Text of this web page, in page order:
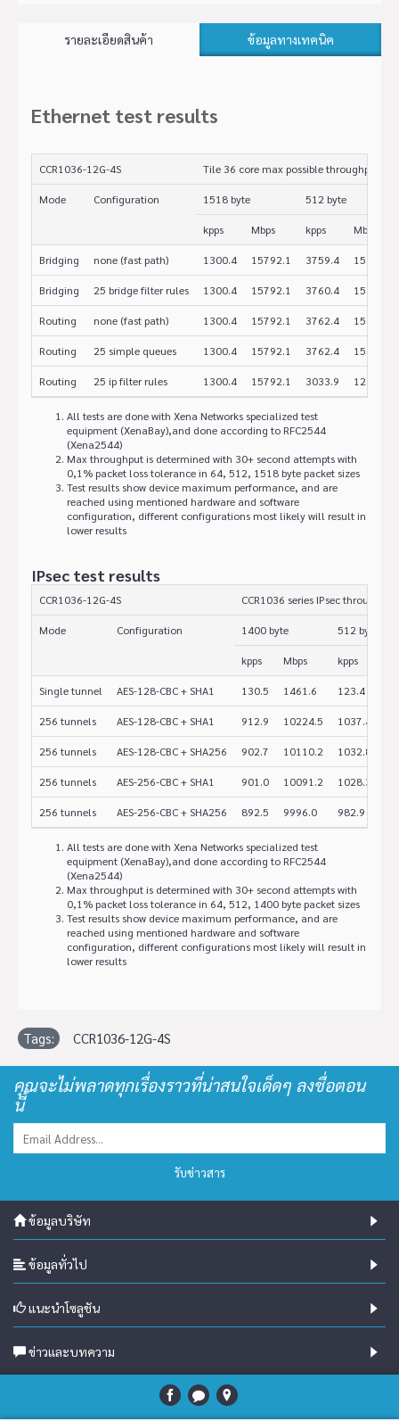
รายละเอียดสินค้า ข้อมูลทางเทคนิค
Ethernet test results
CCR1036-12G-4S Tile 36 core max possible throughput test
Mode Configuration 1518 byte 512 byte
kpps Mbps kpps Mbps
Bridging none (fast path) 1300.4 15792.1 3759.4 15398.5
Bridging 25 bridge filter rules 1300.4 15792.1 3760.4 15402.6
Routing none (fast path) 1300.4 15792.1 3762.4 15410.8
Routing 25 simple queues 1300.4 15792.1 3762.4 15410.8
Routing 25 ip filter rules 1300.4 15792.1 3033.9 12426.9
All tests are done with Xena Networks specialized test
equipment (XenaBay),and done according to RFC2544
(Xena2544)
Max throughput is determined with 30+ second attempts with
0,1% packet loss tolerance in 64, 512, 1518 byte packet sizes
Test results show device maximum performance, and are
reached using mentioned hardware and software
configuration, different configurations most likely will result in
lower results
IPsec test results
CCR1036-12G-4S CCR1036 series IPsec throughput
Mode Configuration 1400 byte 512 byte
kpps Mbps kpps
Single tunnel AES-128-CBC + SHA1 130.5 1461.6 123.4
256 tunnels AES-128-CBC + SHA1 912.9 10224.5 1037.4
256 tunnels AES-128-CBC + SHA256 902.7 10110.2 1032.8
256 tunnels AES-256-CBC + SHA1 901.0 10091.2 1028.3
256 tunnels AES-256-CBC + SHA256 892.5 9996.0 982.9
All tests are done with Xena Networks specialized test
equipment (XenaBay),and done according to RFC2544
(Xena2544)
Max throughput is determined with 30+ second attempts with
0,1% packet loss tolerance in 64, 512, 1400 byte packet sizes
Test results show device maximum performance, and are
reached using mentioned hardware and software
configuration, different configurations most likely will result in
lower results
Tags: CCR1036-12G-4S
คุณจะไม่พลาดทุกเรื่องราวที่น่าสนใจเด็ดๆ ลงชื่อตอน
นี้
รับข่าวสาร
ข้อมูลบริษัท
ข้อมูลทั่วไป
แนะนำโซลูชัน
ข่าวและบทความ